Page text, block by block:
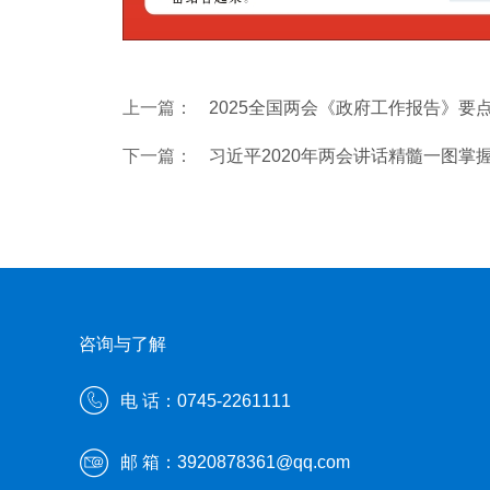
上一篇： 2025全国两会《政府工作报告》要
下一篇： 习近平2020年两会讲话精髓一图掌
咨询与了解
电 话：0745-2261111
邮 箱：3920878361@qq.com